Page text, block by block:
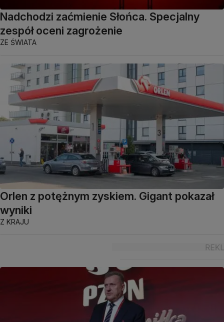
Nadchodzi zaćmienie Słońca. Specjalny
zespół oceni zagrożenie
ZE ŚWIATA
Orlen z potężnym zyskiem. Gigant pokazał
wyniki
Z KRAJU